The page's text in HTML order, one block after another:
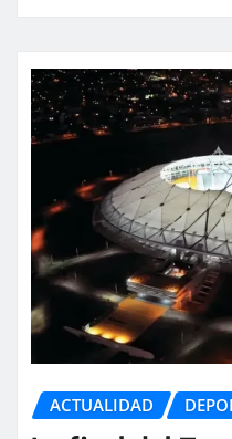
ACTUALIDAD